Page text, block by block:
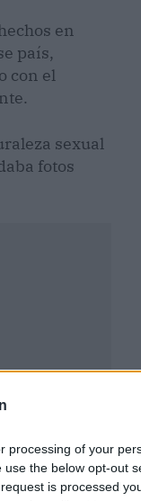
processing of your
the below opt-out
is processed
en
país,
con el
sexual
fotos